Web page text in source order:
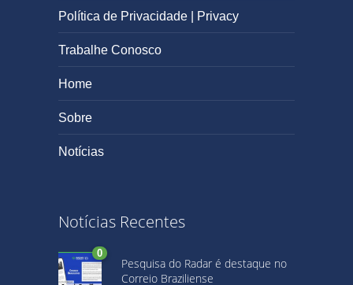
Política de Privacidade | Privacy
Trabalhe Conosco
Home
Sobre
Notícias
Notícias Recentes
0
Pesquisa do Radar é destaque no
Correio Braziliense